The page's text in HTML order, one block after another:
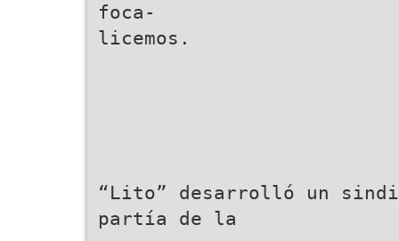
foca-
licemos.
“Lito” desarrolló un
partía de la